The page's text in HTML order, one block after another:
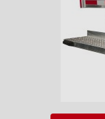
Marchepied
Pare-choc